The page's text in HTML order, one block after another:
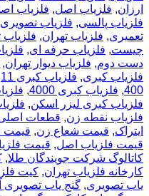
ارزان, فلزیاب اصل, فلزیاب
فلزیاب پالسی, فلزیاب تصویری
تعمیری, فلزیاب تهران, فلزیاب
چیست, فلزیاب حرفه ای,
دست دوم, فلزیاب دیوار تهران,
فلزیاب کبری, فلزیاب کبری 11
400
, فلزیاب کبری 4000 ,
فلزیاب کبری لیزر اسکن,
فلزیاب نقطه زن, قطعات
ایتراک, قیمت شعاع زن, قیمت
قیمت فلزیاب اصل, قیمت
کاتالوگ شرکت جویندگان طلا,
کارخانه فلزیاب تهران, کیت
یاب تصویری, گنج یاب تصویری